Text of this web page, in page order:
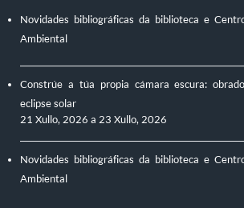
Novidades bibliográficas da biblioteca e
Ambiental
Constrúe a túa propia cámara escura:
eclipse solar
21 Xullo, 2026 a 23 Xullo, 2026
Novidades bibliográficas da biblioteca e
Ambiental